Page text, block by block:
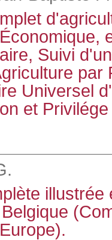
Suivi
par
Universel
et